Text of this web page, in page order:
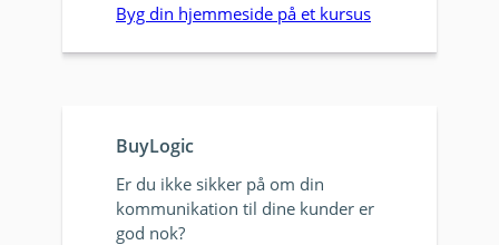
Byg din hjemmeside på et kursus
BuyLogic
Er du ikke sikker på om din
kommunikation til dine kunder er
god nok?